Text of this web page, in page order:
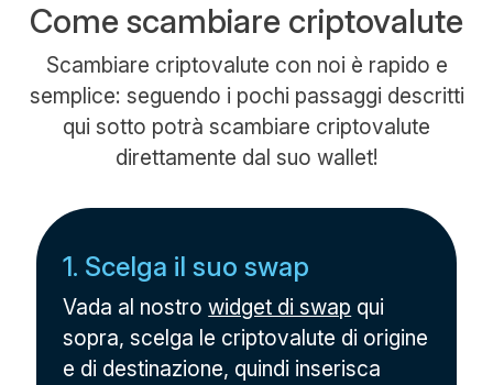
Come scambiare criptovalute
Scambiare criptovalute con noi è rapido e
semplice: seguendo i pochi passaggi descritti
qui sotto potrà scambiare criptovalute
direttamente dal suo wallet!
1. Scelga il suo swap
Vada al nostrowidget di swap qui
sopra, scelga le criptovalute di origine
e di destinazione, quindi inserisca